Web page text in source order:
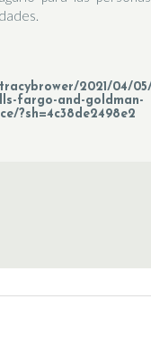
2021/04/
fargo-and-goldman-
?sh=4c38de2498e2